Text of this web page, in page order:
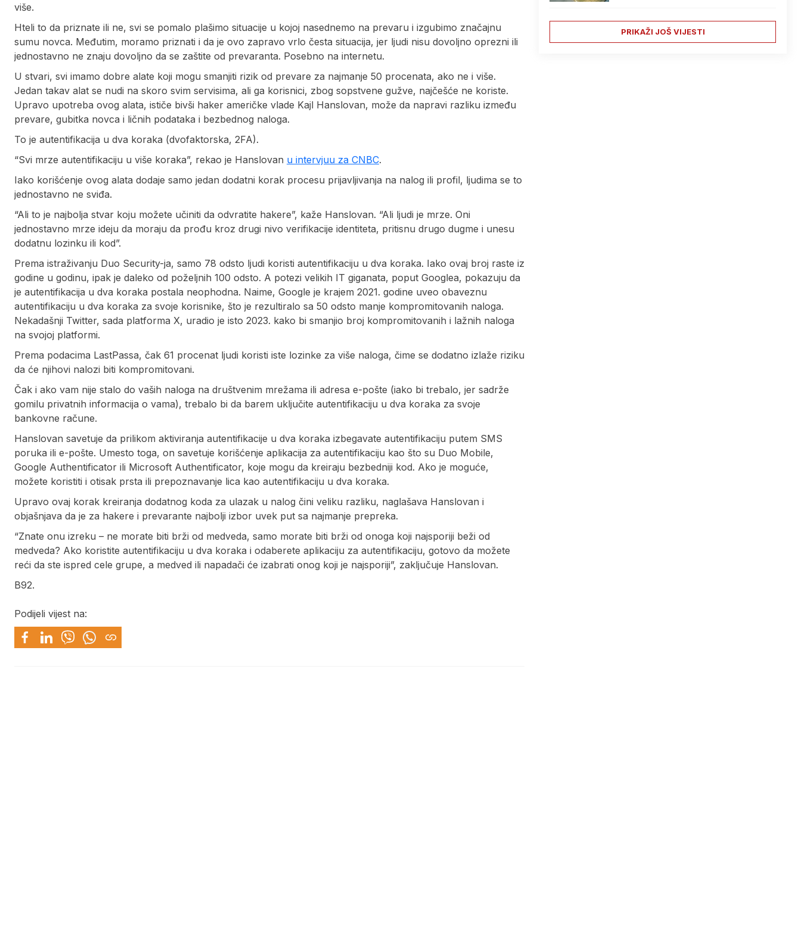
više.
Hteli to da priznate ili ne, svi se pomalo plašimo situacije u kojoj nasednemo na prevaru i izgubimo značajnu
sumu novca. Međutim, moramo priznati i da je ovo zapravo vrlo česta situacija, jer ljudi nisu dovoljno oprezni ili
jednostavno ne znaju dovoljno da se zaštite od prevaranta. Posebno na internetu.
U stvari, svi imamo dobre alate koji mogu smanjiti rizik od prevare za najmanje 50 procenata, ako ne i više.
Jedan takav alat se nudi na skoro svim servisima, ali ga korisnici, zbog sopstvene gužve, najčešće ne koriste.
Upravo upotreba ovog alata, ističe bivši haker američke vlade Kajl Hanslovan, može da napravi razliku između
prevare, gubitka novca i ličnih podataka i bezbednog naloga.
To je autentifikacija u dva koraka (dvofaktorska, 2FA).
“Svi mrze autentifikaciju u više koraka”, rekao je Hanslovan u intervjuu za CNBC.
Iako korišćenje ovog alata dodaje samo jedan dodatni korak procesu prijavljivanja na nalog ili profil, ljudima se to
jednostavno ne sviđa.
“Ali to je najbolja stvar koju možete učiniti da odvratite hakere”, kaže Hanslovan. “Ali ljudi je mrze. Oni
jednostavno mrze ideju da moraju da prođu kroz drugi nivo verifikacije identiteta, pritisnu drugo dugme i unesu
dodatnu lozinku ili kod”.
Prema istraživanju Duo Security-ja, samo 78 odsto ljudi koristi autentifikaciju u dva koraka. Iako ovaj broj raste iz
godine u godinu, ipak je daleko od poželjnih 100 odsto. A potezi velikih IT giganata, poput Googlea, pokazuju da
je autentifikacija u dva koraka postala neophodna. Naime, Google je krajem 2021. godine uveo obaveznu
autentifikaciju u dva koraka za svoje korisnike, što je rezultiralo sa 50 odsto manje kompromitovanih naloga.
Nekadašnji Twitter, sada platforma X, uradio je isto 2023. kako bi smanjio broj kompromitovanih i lažnih naloga
na svojoj platformi.
Prema podacima LastPassa, čak 61 procenat ljudi koristi iste lozinke za više naloga, čime se dodatno izlaže riziku
da će njihovi nalozi biti kompromitovani.
Čak i ako vam nije stalo do vaših naloga na društvenim mrežama ili adresa e-pošte (iako bi trebalo, jer sadrže
gomilu privatnih informacija o vama), trebalo bi da barem uključite autentifikaciju u dva koraka za svoje
bankovne račune.
Hanslovan savetuje da prilikom aktiviranja autentifikacije u dva koraka izbegavate autentifikaciju putem SMS
poruka ili e-pošte. Umesto toga, on savetuje korišćenje aplikacija za autentifikaciju kao što su Duo Mobile,
Google Authentificator ili Microsoft Authentificator, koje mogu da kreiraju bezbedniji kod. Ako je moguće,
možete koristiti i otisak prsta ili prepoznavanje lica kao autentifikaciju u dva koraka.
Upravo ovaj korak kreiranja dodatnog koda za ulazak u nalog čini veliku razliku, naglašava Hanslovan i
objašnjava da je za hakere i prevarante najbolji izbor uvek put sa najmanje prepreka.
“Znate onu izreku – ne morate biti brži od medveda, samo morate biti brži od onoga koji najsporiji beži od
medveda? Ako koristite autentifikaciju u dva koraka i odaberete aplikaciju za autentifikaciju, gotovo da možete
reći da ste ispred cele grupe, a medved ili napadači će izabrati onog koji je najsporiji”, zaključuje Hanslovan.
B92.
Podijeli vijest na:
PRIKAŽI JOŠ VIJESTI